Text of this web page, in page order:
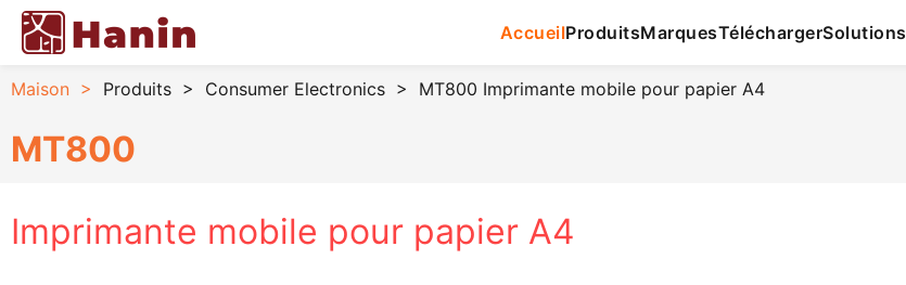
AccueilProduitsMarquesTéléchargerSolutions
Maison > Produits > Consumer Electronics > MT800 Imprimante mobile pour papier A4
MT800
Imprimante mobile pour papier A4